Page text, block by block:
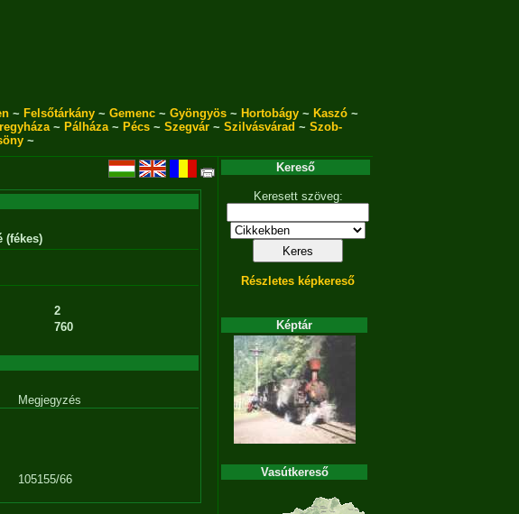
~ Felsőtárkány ~ Gemenc ~ Gyöngyös ~ Hortobágy ~ Kaszó ~
~ Pálháza~ Pécs~ Szegvár~ Szilvásvárad ~ Szob-
~
(fékes)
2
760
Megjegyzés
105155/66
Kereső
Keresett szöveg:
Részletes képkereső
Képtár
Vasútkereső